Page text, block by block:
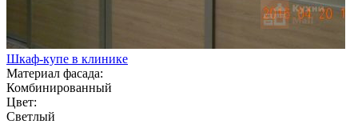
Шкаф-купе в клинике
Материал фасада:
Комбинированный
Цвет:
Светлый